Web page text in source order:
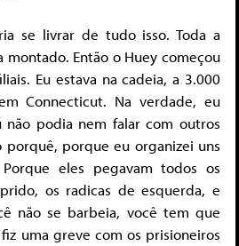
se livrar de tudo isso. Toda a
Então o Huey começou
Eu estava na cadeia, a 3.000
Connecticut. Na verdade, eu
não podia nem falar com outros
porquê, porque eu organizei uns
eles pegavam todos os
os radicas de esquerda, e
não se barbeia, você tem que
uma greve com os prisioneiros